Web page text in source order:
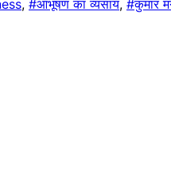
, #आभूषण का व्यसाय, #कुमार